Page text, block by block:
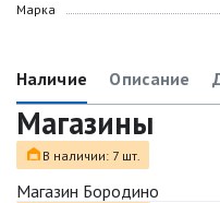
Марка
Наличие Описание
Магазины
В наличии: 7 шт.
Магазин Бородино